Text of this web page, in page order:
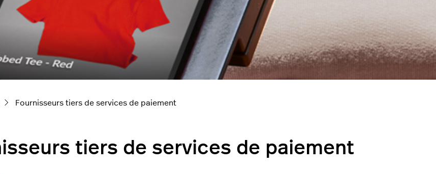
Fournisseurs tiers de services de paiement
tiers de services de paiement